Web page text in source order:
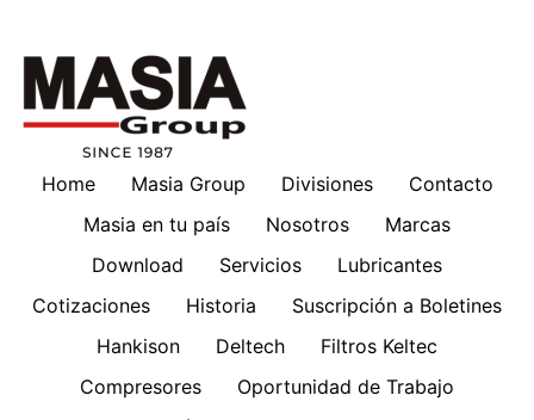
Home Masia Group Divisiones
Contacto
Masia en tu país
Nosotros
Marcas
Download
Servicios
Lubricantes
Cotizaciones
Historia
Suscripción a Boletines
Hankison
Deltech
Filtros Keltec
Compresores
Oportunidad de Trabajo